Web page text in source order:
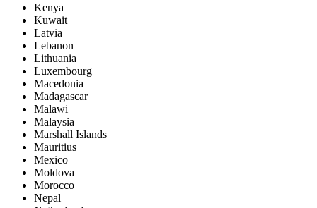
Kenya
Kuwait
Latvia
Lebanon
Lithuania
Luxembourg
Macedonia
Madagascar
Malawi
Malaysia
Marshall Islands
Mauritius
Mexico
Moldova
Morocco
Nepal